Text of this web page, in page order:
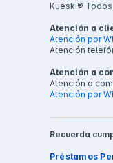
Kueski®
Atención a
Atención por
Atención
Atención a
Atención a
Atención por
Recuerda
Préstamos